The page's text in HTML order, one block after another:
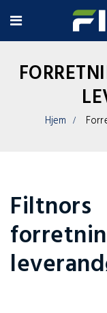
Hjem
Filtnors